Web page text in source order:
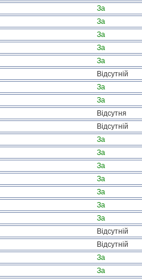
За
За
За
За
За
Відсутній
За
За
Відсутня
Відсутній
За
За
За
За
За
За
За
Відсутній
Відсутній
За
За